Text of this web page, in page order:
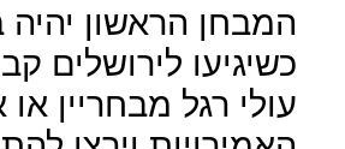
המבחן הראשון
כשיגיעו לירושלים
עולי רגל מבחריין או